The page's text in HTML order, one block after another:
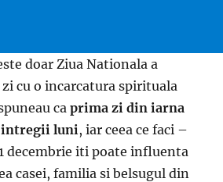
doar Ziua Nationala a
cu o incarcatura spirituala
caprima zi din iarna
intregii luni , iar ceea ce faci –
decembrie iti poate influenta
casei, familia si belsugul din